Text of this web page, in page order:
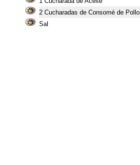
2 Cucharadas de Consomé de Pollo
Sal